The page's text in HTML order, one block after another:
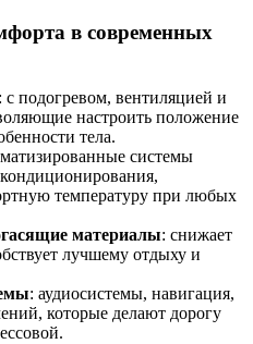
в современных
: с подогревом, вентиляцией и
настроить положение
тела.
системы
температуру при любых
материалы: снижает
лучшему отдыху и
: аудиосистемы, навигация,
которые делают дорогу